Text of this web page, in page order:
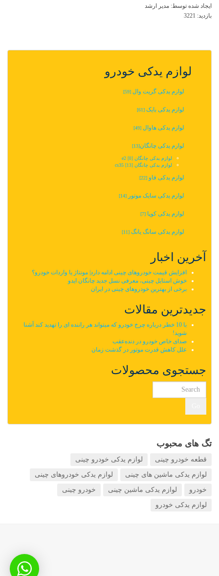
ایجاد شده توسط: مدیر ارشد
بازدید: 3221
لوازم یدکی خودرو
لوازم یدکی گریت وال [59]
لوازم یدکی بایک [61]
لوازم یدکی هاوال [49]
لوازم یدکی چانگان‬‎[13]
لوازم یدکی چانگان e2 [0]
لوازم یدکی چانگان cs35 [13]
لوازم یدکی فاو [22]
لوازم یدکی سایک موتور [14]
لوازم یدکی کوپا [7]
لوازم یدکی سانگ یانگ [11]
آخرین اخبار
افزایش قیمت خودروهای چینی ادامه دارد| مونتاژ یا واردات خودرو؟
خوش استایل چینی، معرفی نسل جدید چانگان ایدو
برخی از بهترین خودروهای چینی در ایران
جدیدترین مقالات
با 10 خطر درباره چرخ خودرو که میتواند هر راننده ای را تهدید کند آشنا
شوید!
صدای خاص خودرو در دنده‌عقب
علل کاهش قدرت موتور در گذشت زمان
جستجوی محصولات
تگ های محبوب
قطعه خودرو چینی لوازم یدکی خودرو چینی
لوازم یدکی ماشین های چینی لوازم یدکی خودروهای چینی
خودرو لوازم یدکی ماشین چینی خودرو چینی
لوازم یدکی خودرو